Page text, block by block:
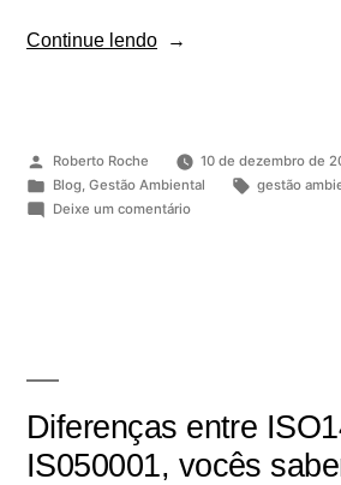
Continue lendo
Roberto Roche
10 de dezembro de
Blog, Gestão Ambiental
gestão
Deixe um comentário
Diferenças entre
IS050001, vocês